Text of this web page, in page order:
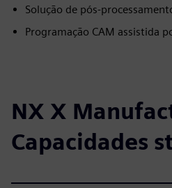
Solução de pós-
Programação CAM assistida
NX X
Capacidades